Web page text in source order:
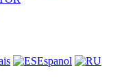
Espanol